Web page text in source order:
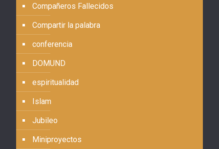
Compañeros Fallecidos
Compartir la palabra
conferencia
DOMUND
espiritualidad
Islam
Jubileo
Miniproyectos